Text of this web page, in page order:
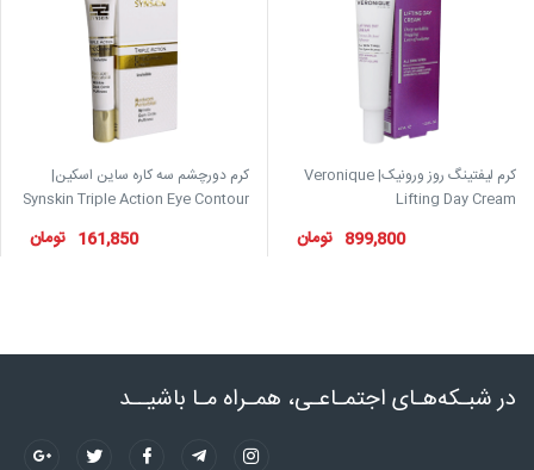
کرم دورچشم سه کاره ساین اسکین|
Synskin Triple Action Eye Contour
تومان 161,850
کرم لیفتینگ روز ورونیک| Veronique
Lifting Day
تومان 899,800
اجتمـاعـی، همـراه مـا باشیــد